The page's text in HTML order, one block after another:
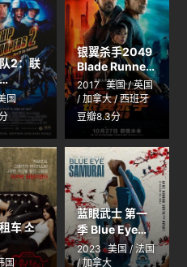
2：联
2:
the
国
银翼杀手2049
Blade Runner
2049
2017 美国 / 英国
/ 加拿大 / 西班牙
豆瓣8.3分
车 소
国
蓝眼武士 第一
季 Blue Eye
Samurai
Season 1
2023
美国 / 法国
/ 加拿大